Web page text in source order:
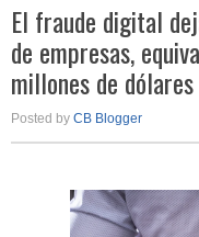
El fraude digital
de empresas,
millones de
Posted by CB Blogger